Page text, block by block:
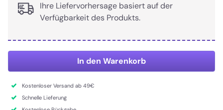
Ihre Liefervorhersage basiert auf der
Verfügbarkeit des Produkts.
In den Warenkorb
Kostenloser Versand ab 49€
Schnelle Lieferung